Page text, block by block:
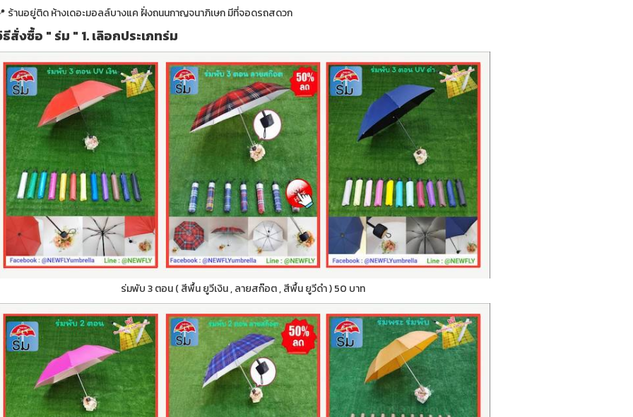
ร้านอยู่ติด ห้างเดอะมอลล์บางแค ฝั่งถนนกาญจนาภิเษก มีที่จอดรถสดวก
สั่งซื้อ " ร่ม " 1. เลิอกประเภทร่ม
ร่มพับ 3 ตอน ( สีพื้น ยูวีเงิน , ลายสก๊อต , สีพื้น ยูวีดำ ) 50 บาท